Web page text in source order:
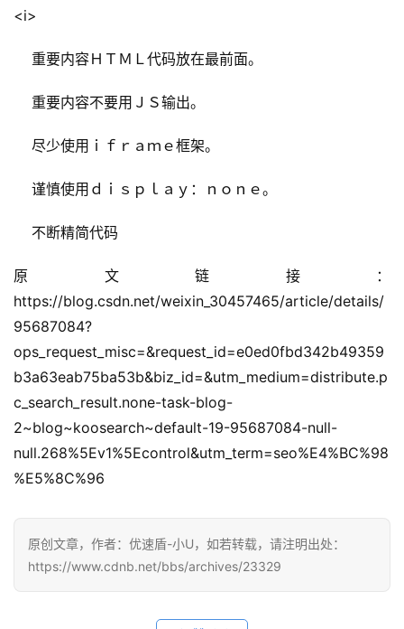
公
问
答
社
<i>
重要内容ＨＴＭＬ代码放在最前面。
重要内容不要用ＪＳ输出。
尽少使用ｉｆｒａｍｅ框架。
谨慎使用ｄｉｓｐｌａｙ：ｎｏｎｅ。
不断精简代码
原文链接：
https://blog.csdn.net/weixin_30457465/article/details/
95687084?
ops_request_misc=&request_id=e0ed0fbd342b49359
b3a63eab75ba53b&biz_id=&utm_medium=distribute.p
c_search_result.none-task-blog-
2~blog~koosearch~default-19-95687084-null-
null.268%5Ev1%5Econtrol&utm_term=seo%E4%BC%98
%E5%8C%96
原创文章，作者：优速盾-小U，如若转载，请注明出处：
https://www.cdnb.net/bbs/archives/23329